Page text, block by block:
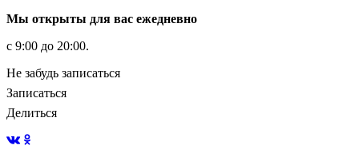
Мы открыты для вас ежедневно
с 9:00 до 20:00.
Не забудь записаться
Записаться
Делиться